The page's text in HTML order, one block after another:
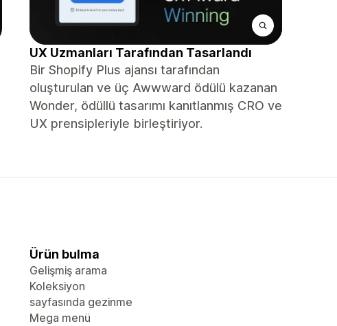
UX Uzmanları Tarafından Tasarlandı
Bir Shopify Plus ajansı tarafından
oluşturulan ve üç Awwward ödülü kazanan
Wonder, ödüllü tasarımı kanıtlanmış CRO ve
UX prensipleriyle birleştiriyor.
Ürün bulma
Gelişmiş arama
Koleksiyon
sayfasında gezinme
Mega menü